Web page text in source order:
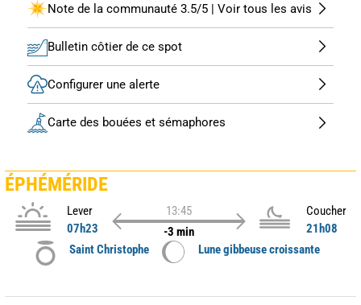
Note de la communauté 3.5/5 | Voir tous les avis
Bulletin côtier de ce spot
Configurer une alerte
Carte des bouées et sémaphores
ÉPHÉMÉRIDE
Lever
07h23
13:45
-3 min
Coucher
21h08
Saint Christophe
Lune gibbeuse croissante